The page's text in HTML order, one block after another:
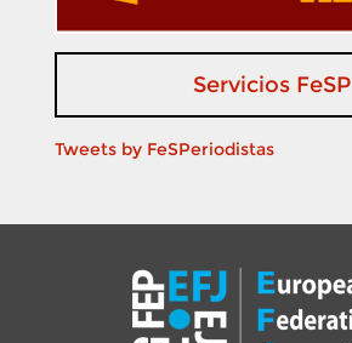
Servicios FeSP
Tweets by FeSPeriodistas